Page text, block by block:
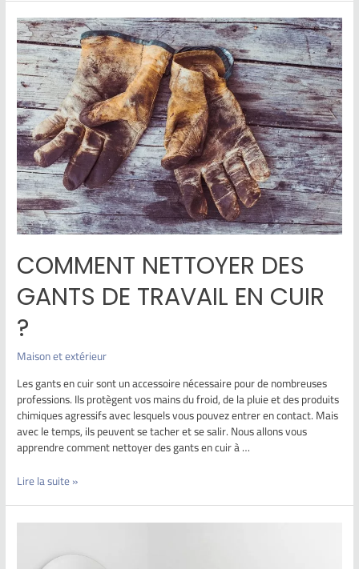
COMMENT NETTOYER DES
GANTS DE TRAVAIL EN CUIR
?
Maison et extérieur
Les gants en cuir sont un accessoire nécessaire pour de nombreuses
professions. Ils protègent vos mains du froid, de la pluie et des produits
chimiques agressifs avec lesquels vous pouvez entrer en contact. Mais
avec le temps, ils peuvent se tacher et se salir. Nous allons vous
apprendre comment nettoyer des gants en cuir à …
Lire la suite »